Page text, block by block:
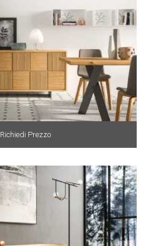
Richiedi Prezzo